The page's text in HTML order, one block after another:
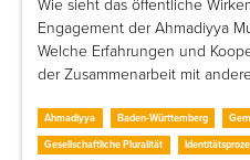
Wie sieht das öffentliche
Engagement der Ahmadiyya
Welche Erfahrungen und
der Zusammenarbeit mit
Ahmadiyya Baden-Württemberg
Gesellschaftliche Pluralität